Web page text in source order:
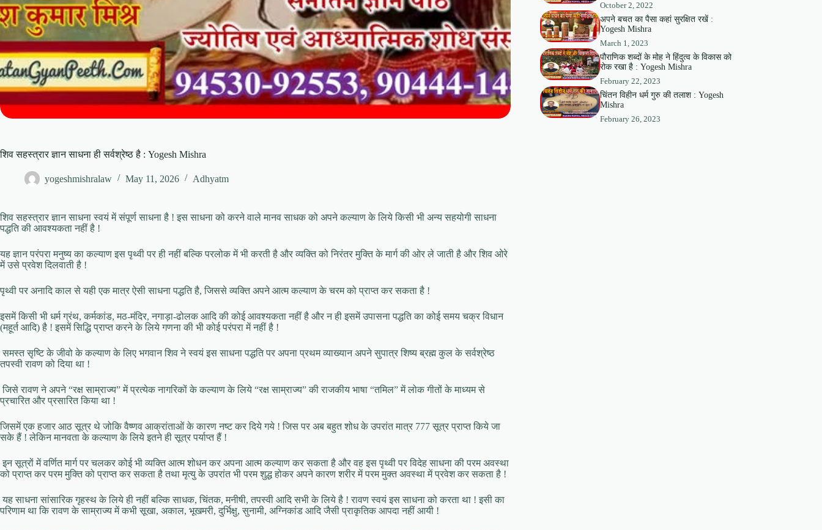
शिव सहस्त्रार ज्ञान साधना ही सर्वश्रेष्ठ है : Yogesh Mishra
yogeshmishralaw May 11, 2026 Adhyatm
शिव सहस्त्रार ज्ञान साधना स्वयं में संपूर्ण साधना है ! इस साधना को करने वाले मानव साधक को अपने कल्याण के लिये किसी भी अन्य सहयोगी साधना
पद्धति की आवश्यकता नहीं है !
यह ज्ञान परंपरा मनुष्य का कल्याण इस पृथ्वी पर ही नहीं बल्कि परलोक में भी करती है और व्यक्ति को निरंतर मुक्ति के मार्ग की ओर ले जाती है और शिव ओरे
में उसे प्रवेश दिलवाती है !
पृथ्वी पर अनादि काल से यही एक मात्र ऐसी साधना पद्धति है, जिससे व्यक्ति अपने आत्म कल्याण के चरम को प्राप्त कर सकता है !
इसमें किसी भी धर्म ग्रंथ, कर्मकांड, मठ-मंदिर, नगाड़ा-ढोलक आदि की कोई आवश्यकता नहीं है और न ही इसमें उपासना पद्धति का कोई समय चक्र विधान
(महूर्त आदि) है ! इसमें सिद्धि प्राप्त करने के लिये गणना की भी कोई परंपरा में नहीं है !
समस्त सृष्टि के जीवो के कल्याण के लिए भगवान शिव ने स्वयं इस साधना पद्धति पर अपना प्रथम व्याख्यान अपने सुपात्र शिष्य ब्रह्म कुल के सर्वश्रेष्ठ
तपस्वी रावण को दिया था !
जिसे रावण ने अपने “रक्ष साम्राज्य” में प्रत्येक नागरिकों के कल्याण के लिये “रक्ष साम्राज्य” की राजकीय भाषा “तमिल” में लोक गीतों के माध्यम से
प्रचारित और प्रसारित किया था !
जिसमें एक हजार आठ सूत्र थे जोकि वैष्णव आक्रांताओं के कारण नष्ट कर दिये गये ! जिस पर अब बहुत शोध के उपरांत मात्र 777 सूत्र प्राप्त किये जा
सके हैं ! लेकिन मानवता के कल्याण के लिये इतने ही सूत्र पर्याप्त हैं !
इन सूत्रों में वर्णित मार्ग पर चलकर कोई भी व्यक्ति आत्म शोधन कर अपना आत्म कल्याण कर सकता है और वह इस पृथ्वी पर विदेह साधना की परम अवस्था
को प्राप्त कर परम मुक्ति को प्राप्त कर सकता है तथा मृत्यु के उपरांत भी परम शुद्ध होकर अपने कारण शरीर में परम मुक्त अवस्था में प्रवेश कर सकता है !
यह साधना सांसारिक गृहस्थ के लिये ही नहीं बल्कि साधक, चिंतक, मनीषी, तपस्वी आदि सभी के लिये है ! रावण स्वयं इस साधना को करता था ! इसी का
परिणाम था कि रावण के साम्राज्य में कभी सूखा, अकाल, भूखमरी, दुर्भिक्षु, सुनामी, अग्निकांड आदि जैसी प्राकृतिक आपदा नहीं आयी !
October 2, 2022
अपने बचत का पैसा कहां सुरक्षित रखें :
Yogesh Mishra
March 1, 2023
पौराणिक शब्दों के मोह ने हिंदुत्व के विकास को
रोक रखा है : Yogesh Mishra
February 22, 2023
चिंतन विहीन धर्म गुरु की तलाश : Yogesh
Mishra
February 26, 2023